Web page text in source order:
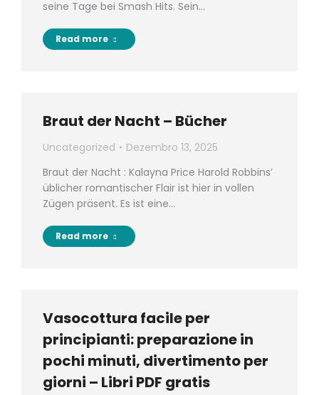
seine Tage bei Smash Hits. Sein…
Read more
Braut der Nacht – Bücher
Uncategorized
Dezembro 13, 2025
Braut der Nacht : Kalayna Price Harold Robbins’
üblicher romantischer Flair ist hier in vollen
Zügen präsent. Es ist eine…
Read more
Vasocottura facile per
principianti: preparazione in
pochi minuti, divertimento per
giorni – Libri PDF gratis